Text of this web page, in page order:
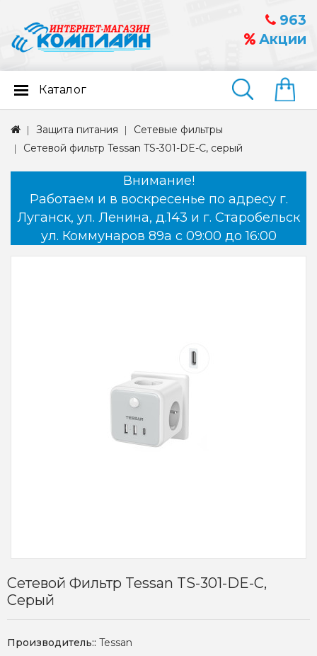
963
Акции
Найти
Каталог
Защита питания
Сетевые фильтры
Сетевой фильтр Tessan TS-301-DE-C, серый
Внимание!
Работаем и в воскресенье по адресу г.
Луганск, ул. Ленина, д.143 и г. Старобельск
ул. Коммунаров 89а с 09:00 до 16:00
Сетевой Фильтр Tessan TS-301-DE-C,
Серый
Производитель:: Tessan